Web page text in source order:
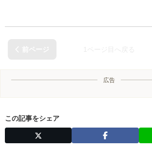
広告
この記事をシェア